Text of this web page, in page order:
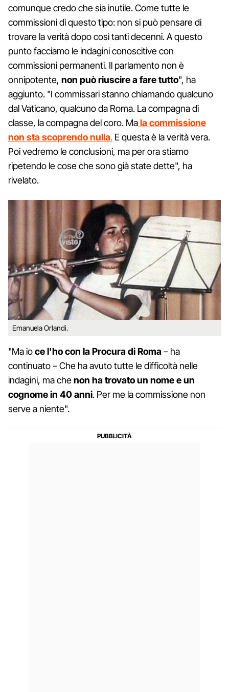
comunque credo che sia inutile. Come tutte le
commissioni di questo tipo: non si può pensare di
trovare la verità dopo così tanti decenni. A questo
punto facciamo le indagini conoscitive con
commissioni permanenti. Il parlamento non è
onnipotente, non può riuscire a fare tutto", ha
aggiunto. "I commissari stanno chiamando qualcuno
dal Vaticano, qualcuno da Roma. La compagna di
classe, la compagna del coro. Mala commissione
non sta scoprendo nulla. E questa è la verità vera.
Poi vedremo le conclusioni, ma per ora stiamo
ripetendo le cose che sono già state dette", ha
rivelato.
Emanuela Orlandi.
"Ma ioce l'ho con la Procura di Roma– ha
continuato – Che ha avuto tutte le difficoltà nelle
indagini, ma chenon ha trovato un nome e un
cognome in 40 anni. Per me la commissione non
serve a niente".